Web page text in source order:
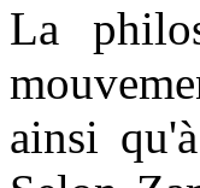
La
ainsi